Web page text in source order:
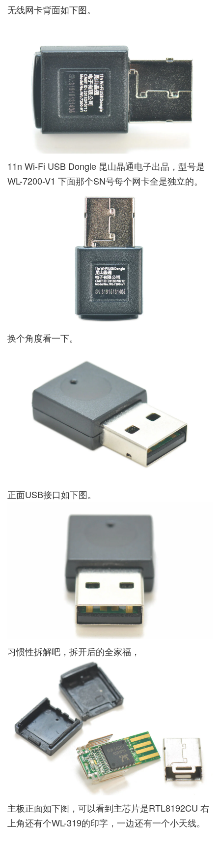
无线网卡背面如下图。
11n Wi-Fi USB Dongle 昆山晶通电子出品，型号是
WL-7200-V1 下面那个SN号每个网卡全是独立的。
换个角度看一下。
正面USB接口如下图。
习惯性拆解吧，拆开后的全家福，
主板正面如下图，可以看到主芯片是RTL8192CU 右
上角还有个WL-319的印字，一边还有一个小天线。